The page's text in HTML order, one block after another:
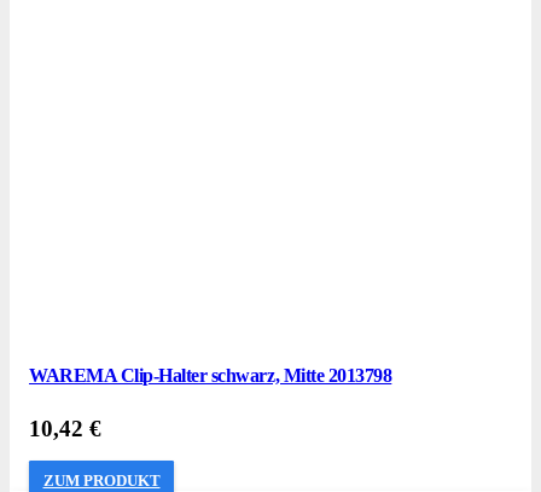
WAREMA Clip-Halter schwarz, Mitte 2013798
10,42 €
ZUM PRODUKT